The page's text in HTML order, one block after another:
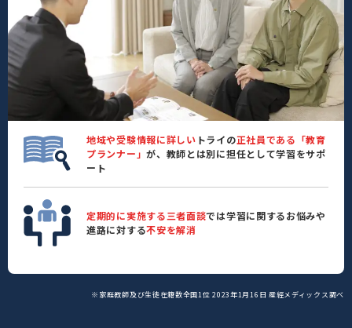
地域や受験情報に詳しい トライの正社員である「教育
プランナー」が、教師とは別に担任として学習をサポ
ート
定期的に実施する三者面談では学習に関するお悩みや
進路に対する不安を解消
※家庭教師及び生徒在籍数全国1位 2023年1月16日 産經メディックス調べ